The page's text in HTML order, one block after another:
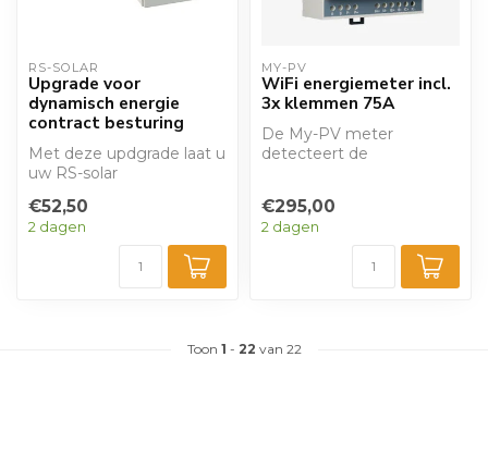
RS-SOLAR
Upgrade voor
dynamisch energie
contract besturing
Met deze updgrade laat u
uw RS-solar
op basis van dynamisc...
€52,50
2 dagen
MY-PV
WiFi energiemeter incl.
3x klemmen 75A
De My-PV meter
detecteert de
gegev...
€295,00
2 dagen
Toon 1 - 22 van 22